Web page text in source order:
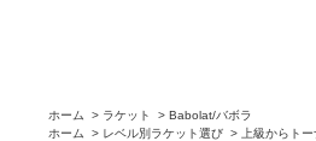
ホーム > ラケット > Babolat/バボラ
ホーム
> レベル別ラケット選び > 上級からト